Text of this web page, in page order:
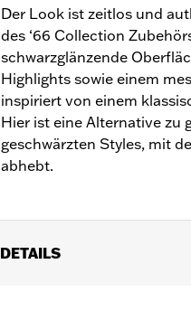
Der Look ist zeitlos und
des ‘66 Collection
schwarzglänzende
Highlights sowie einem
inspiriert von einem
Hier ist eine Alternative zu
geschwärzten Styles, mit
abhebt.
DETAILS